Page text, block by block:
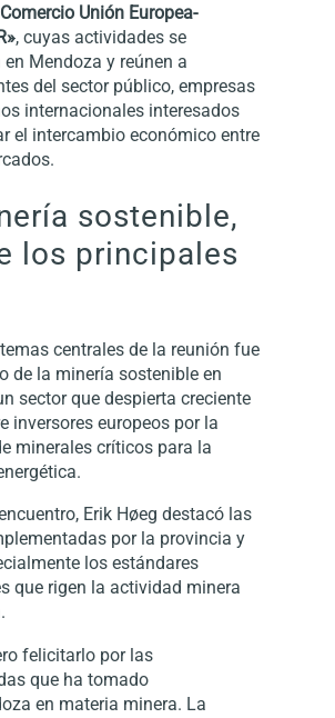
Unión Europea-
, cuyas actividades se
Mendoza y reúnen a
del sector público, empresas
internacionales interesados
el intercambio económico entre
sostenible,
los principales
centrales de la reunión fue
de la minería sostenible en
sector que despierta creciente
inversores europeos por la
minerales críticos para la
Erik Høeg destacó las
por la provincia y
los estándares
que rigen la actividad minera
felicitarlo por las
que ha tomado
en materia minera. La